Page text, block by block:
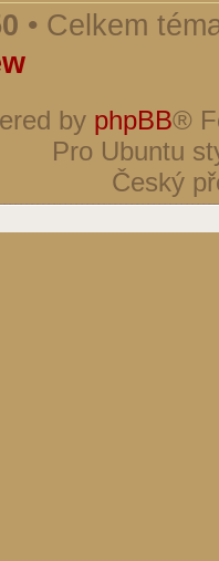
• Celkem
by phpBB®
Pro Ubuntu
Český